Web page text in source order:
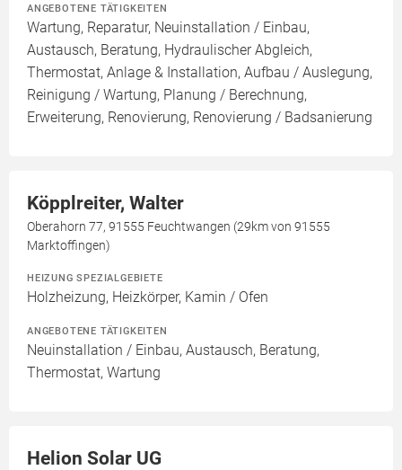
ANGEBOTENE TÄTIGKEITEN
Wartung, Reparatur, Neuinstallation / Einbau,
Austausch, Beratung, Hydraulischer Abgleich,
Thermostat, Anlage & Installation, Aufbau / Auslegung,
Reinigung / Wartung, Planung / Berechnung,
Erweiterung, Renovierung, Renovierung / Badsanierung
Köpplreiter, Walter
Oberahorn 77, 91555 Feuchtwangen (29km von 91555
Marktoffingen)
HEIZUNG SPEZIALGEBIETE
Holzheizung, Heizkörper, Kamin / Ofen
ANGEBOTENE TÄTIGKEITEN
Neuinstallation / Einbau, Austausch, Beratung,
Thermostat, Wartung
Helion Solar UG